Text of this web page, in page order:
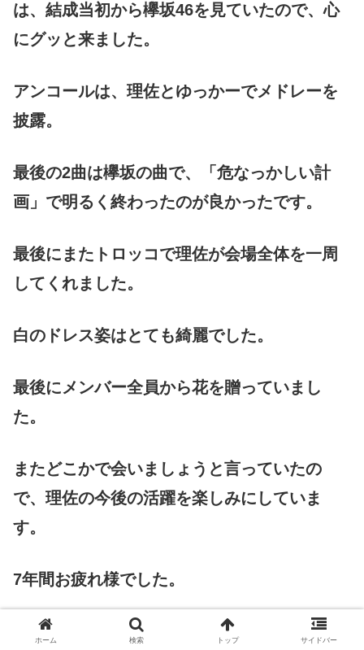
は、結成当初から欅坂46を見ていたので、心
にグッと来ました。
アンコールは、理佐とゆっかーでメドレーを
披露。
最後の2曲は欅坂の曲で、「危なっかしい計
画」で明るく終わったのが良かったです。
最後にまたトロッコで理佐が会場全体を一周
してくれました。
白のドレス姿はとても綺麗でした。
最後にメンバー全員から花を贈っていまし
た。
またどこかで会いましょうと言っていたの
で、理佐の今後の活躍を楽しみにしていま
す。
7年間お疲れ様でした。
櫻坂46渡邉理佐、グループ初卒業コンサートで
号泣 欅坂46楽曲披露＆サプライズの胸熱ステー
ホーム 検索 トップ サイドバー